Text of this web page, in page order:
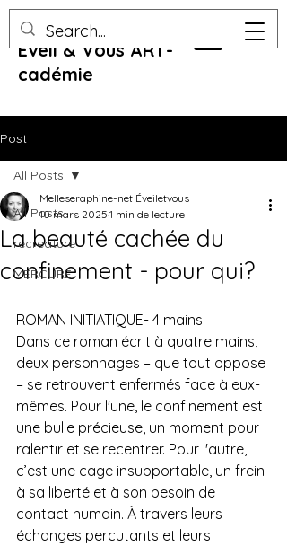
Eveil & Vous ART-
cadémie
Post
All Posts
recreature
MERCURE
All Posts
La beauté cachée du
confinement - pour qui?
Melleseraphine-net Éveiletvous
10 mars 2025 1 min de lecture
ROMAN INITIATIQUE- 4 mains
Dans ce roman écrit à quatre mains,
deux personnages – que tout oppose
– se retrouvent enfermés face à eux-
mêmes. Pour l'une, le confinement est
une bulle précieuse, un moment pour
ralentir et se recentrer. Pour l'autre,
c’est une cage insupportable, un frein
à sa liberté et à son besoin de
contact humain. À travers leurs
échanges percutants et leurs